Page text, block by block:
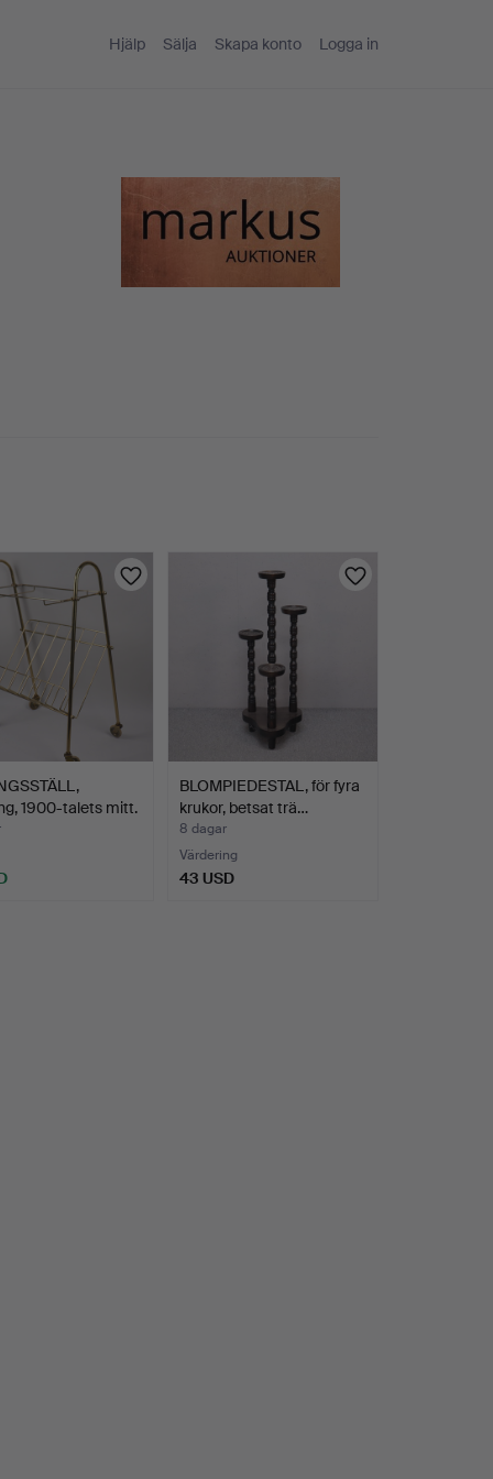
Hjälp Sälja Skapa konto Logga in
1900-talets mitt.
BLOMPIEDESTAL, för fyra
krukor, betsat trä…
8 dagar
Värdering
43 USD